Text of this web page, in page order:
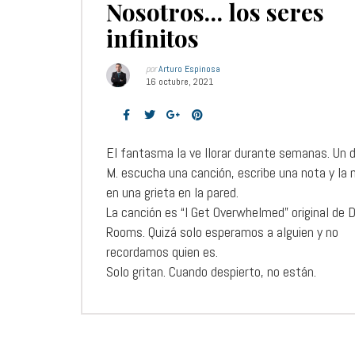
Nosotros… los seres
infinitos
porArturo Espinosa
16 octubre, 2021
El fantasma la ve llorar durante semanas. Un
M. escucha una canción, escribe una nota y la
en una grieta en la pared.
La canción es “I Get Overwhelmed” original de
Rooms. Quizá solo esperamos a alguien y no
recordamos quien es.
Solo gritan. Cuando despierto, no están.